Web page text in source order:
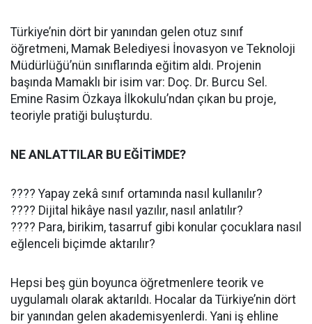
Türkiye’nin dört bir yanından gelen otuz sınıf
öğretmeni, Mamak Belediyesi İnovasyon ve Teknoloji
Müdürlüğü’nün sınıflarında eğitim aldı. Projenin
başında Mamaklı bir isim var: Doç. Dr. Burcu Sel.
Emine Rasim Özkaya İlkokulu’ndan çıkan bu proje,
teoriyle pratiği buluşturdu.
NE ANLATTILAR BU EĞİTİMDE?
???? Yapay zekâ sınıf ortamında nasıl kullanılır?
???? Dijital hikâye nasıl yazılır, nasıl anlatılır?
???? Para, birikim, tasarruf gibi konular çocuklara nasıl
eğlenceli biçimde aktarılır?
Hepsi beş gün boyunca öğretmenlere teorik ve
uygulamalı olarak aktarıldı. Hocalar da Türkiye’nin dört
bir yanından gelen akademisyenlerdi. Yani iş ehline